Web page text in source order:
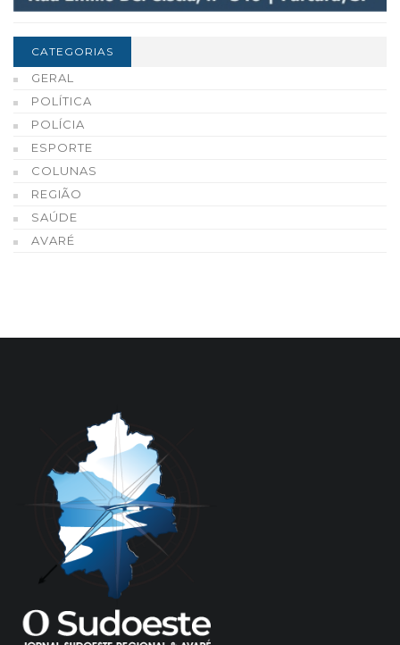
CATEGORIAS
GERAL
POLÍTICA
POLÍCIA
ESPORTE
COLUNAS
REGIÃO
SAÚDE
AVARÉ